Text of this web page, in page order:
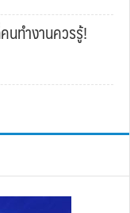
นทำงานควรรู้!